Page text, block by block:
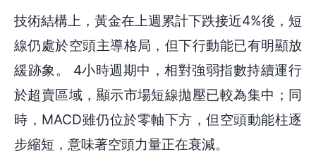
技術結構上，黃金在上週累計下跌接近4%後，短
線仍處於空頭主導格局，但下行動能已有明顯放
緩跡象。 4小時週期中，相對強弱指數持續運行
於超賣區域，顯示市場短線拋壓已較為集中；同
時，MACD雖仍位於零軸下方，但空頭動能柱逐
步縮短，意味著空頭力量正在衰減。